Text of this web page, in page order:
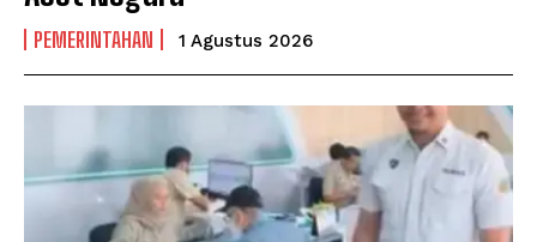
PEMERINTAHAN 1 Agustus 2026